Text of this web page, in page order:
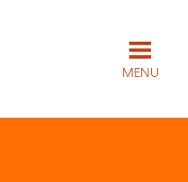
MENU